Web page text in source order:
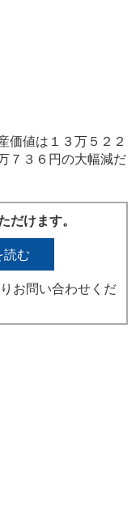
価値は１３万５２２
７３６円の大幅減だ
だけます。
読む
お問い合わせくだ